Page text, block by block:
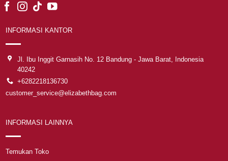
INFORMASI KANTOR
Jl. Ibu Inggit Garnasih No. 12 Bandung - Jawa Barat, Indonesia
40242
+6282218136730
customer_service@elizabethbag.com
INFORMASI LAINNYA
Temukan Toko